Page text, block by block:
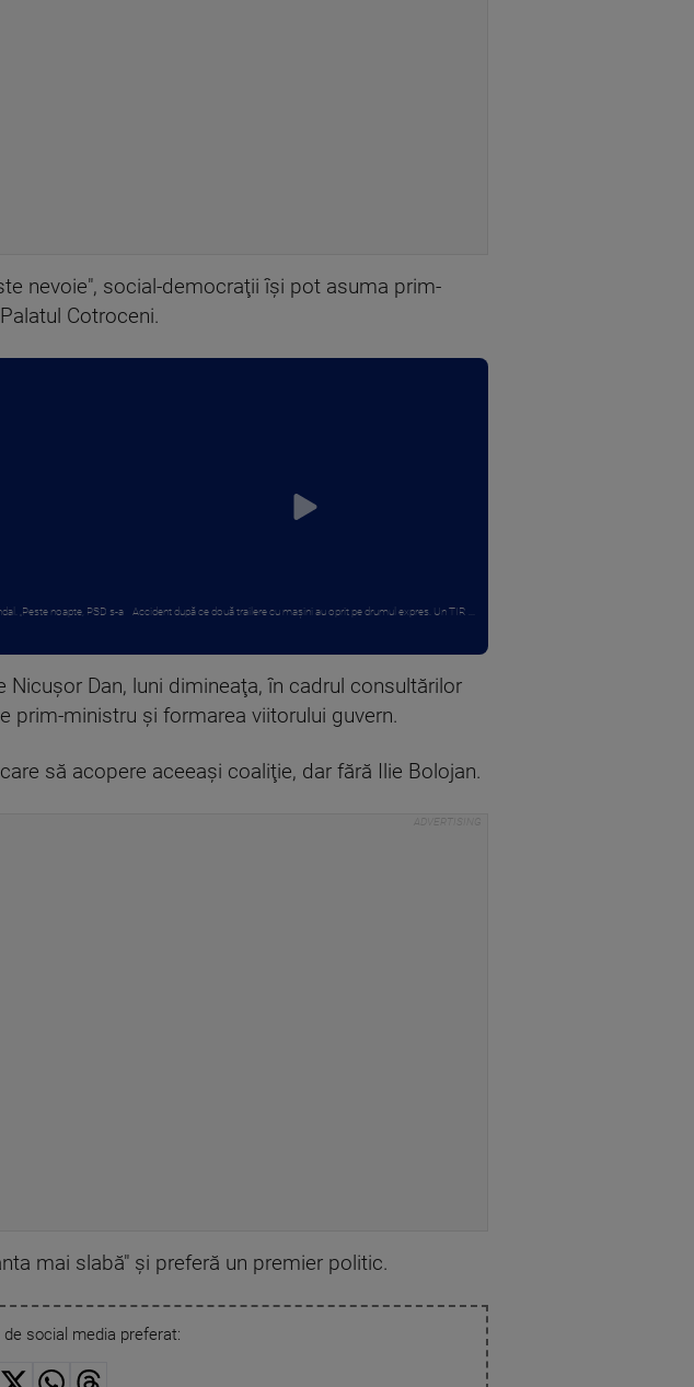
nevoie", social-democraţii îşi pot asuma prim-
Cotroceni.
„Peste noapte, PSD s-a
Accident după ce două trailere cu mașini au oprit pe drumul expres. Un TIR ...
Dan, luni dimineaţa, în cadrul consultărilor
prim-ministru şi formarea viitorului guvern.
să acopere aceeaşi coaliţie, dar fără Ilie Bolojan.
mai slabă" şi preferă un premier politic.
social media preferat: